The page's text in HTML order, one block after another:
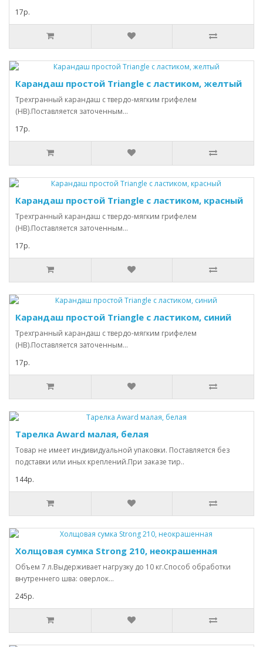
17р.
Карандаш простой Triangle с ластиком, желтый
Трехгранный карандаш с твердо-мягким грифелем
(HB).Поставляется заточенным...
17р.
Карандаш простой Triangle с ластиком, красный
Трехгранный карандаш с твердо-мягким грифелем
(HB).Поставляется заточенным...
17р.
Карандаш простой Triangle с ластиком, синий
Трехгранный карандаш с твердо-мягким грифелем
(HB).Поставляется заточенным...
17р.
Тарелка Award малая, белая
Товар не имеет индивидуальной упаковки. Поставляется без
подставки или иных креплений.При заказе тир..
144р.
Холщовая сумка Strong 210, неокрашенная
Объем 7 л.Выдерживает нагрузку до 10 кг.Способ обработки
внутреннего шва: оверлок...
245р.